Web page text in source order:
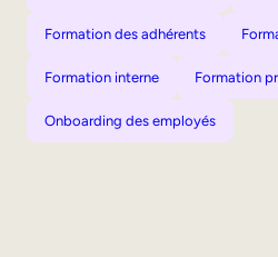
Formation des adhérents
Formation interne Formation
Onboarding des employés